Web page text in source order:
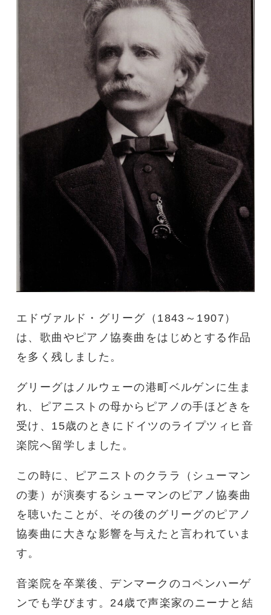
エドヴァルド・グリーグ（1843～1907）
は、歌曲やピアノ協奏曲をはじめとする作品
を多く残しました。
グリーグはノルウェーの港町ベルゲンに生ま
れ、ピアニストの母からピアノの手ほどきを
受け、15歳のときにドイツのライプツィヒ音
楽院へ留学しました。
この時に、ピアニストのクララ（シューマン
の妻）が演奏するシューマンのピアノ協奏曲
を聴いたことが、その後のグリーグのピアノ
協奏曲に大きな影響を与えたと言われていま
す。
音楽院を卒業後、デンマークのコペンハーゲ
ンでも学びます。24歳で声楽家のニーナと結